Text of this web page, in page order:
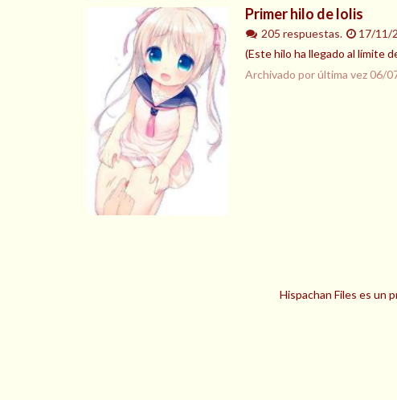
Primer hilo de lolis
205 respuestas.
17/11/
(Este hilo ha llegado al límite
Archivado por última vez06/
Hispachan Files es un